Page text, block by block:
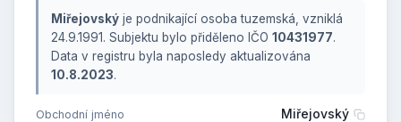
Miřejovský je podnikající osoba tuzemská, vzniklá
24.9.1991. Subjektu bylo přiděleno IČO10431977.
Data v registru byla naposledy aktualizována
10.8.2023.
Obchodní jméno Miřejovský